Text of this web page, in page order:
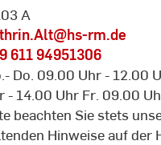
A
@hs-rm.de
611 94951306
Do. 09.00 Uhr - 12.00
- 14.00 Uhr Fr. 09.00
beachten Sie stets
Hinweise auf der